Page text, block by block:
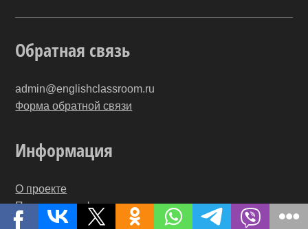
Обратная связь
admin@englishclassroom.ru
Форма обратной связи
Информация
О проекте
Политика конфиденциальности